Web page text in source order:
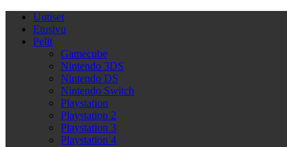
Uutiset
Etusivu
Pelit
Gamecube
Nintendo 3DS
Nintendo DS
Nintendo Switch
Playstation
Playstation 2
Playstation 3
Playstation 4